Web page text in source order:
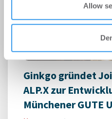
Allow
Ginkgo gründet
ALP.X zur
Münchener GUTE